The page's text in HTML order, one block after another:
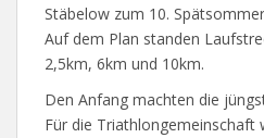
Stäbelow zum 10.
Auf dem Plan standen
2,5km, 6km und 10km.
Den Anfang machten die
Für die Triathlongemeinschaft